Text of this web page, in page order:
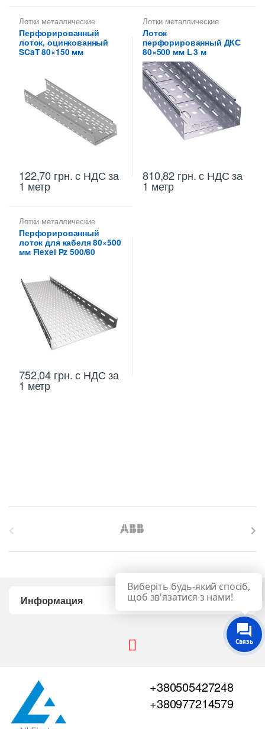
Лотки металлические
высотой 80 мм
Перфорированные лотки
высотой 80 мм
Перфорированный
лоток, оцинкованный
SCaT 80×150 мм
122,70 грн.с НДС за
1 метр
Лотки металлические
высотой 80 мм
Металлические огнеупорные
лотки,Перфорированные
лотки высотой 80 мм
Лоток
перфорированный ДКС
80×500 мм L 3 м
810,82 грн.с НДС за
1 метр
Лотки металлические
высотой 80 мм
Перфорированные лотки
высотой 80 мм
Перфорированный
лоток для кабеля 80×500
мм Flexel Pz 500/80
752,04 грн.с НДС за
1 метр
Информация
+380505427248
+380977214579
Связь
Виберіть будь-який спосіб,
щоб зв'язатися з нами!